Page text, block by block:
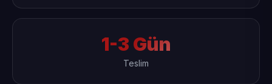
1-3 Gün
Teslim